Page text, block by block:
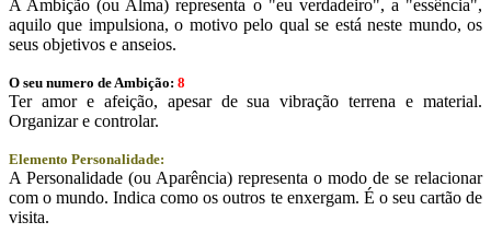
A Ambição (ou Alma) representa o "eu verdadeiro", a "essência",
aquilo que impulsiona, o motivo pelo qual se está neste mundo, os
seus objetivos e anseios.
O seu numero de Ambição: 8
Ter amor e afeição, apesar de sua vibração terrena e material.
Organizar e controlar.
Elemento Personalidade:
A Personalidade (ou Aparência) representa o modo de se relacionar
com o mundo. Indica como os outros te enxergam. É o seu cartão de
visita.